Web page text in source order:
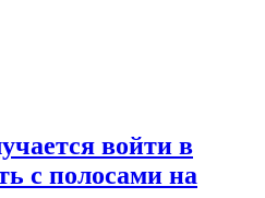
войти в
с полосами на